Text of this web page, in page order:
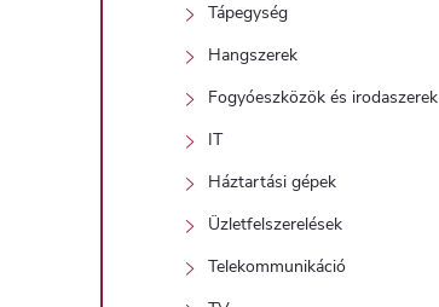
Tápegység
Hangszerek
Fogyóeszközök és irodaszerek
IT
Háztartási gépek
Üzletfelszerelések
Telekommunikáció